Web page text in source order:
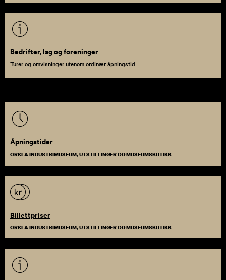
Bedrifter, lag og foreninger
Turer og omvisninger utenom ordinær åpningstid
Åpningstider
ORKLA INDUSTRIMUSEUM, UTSTILLINGER OG MUSEUMSBUTIKK
Billettpriser
ORKLA INDUSTRIMUSEUM, UTSTILLINGER OG MUSEUMSBUTIKK